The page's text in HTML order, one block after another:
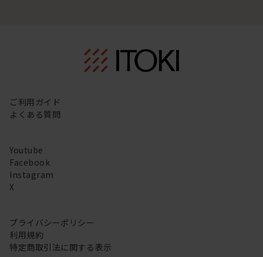
ご利用ガイド
よくある質問
Youtube
Facebook
Instagram
X
プライバシーポリシー
利用規約
特定商取引法に関する表示